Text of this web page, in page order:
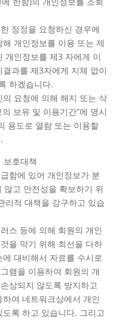
정정을 요청하신 경우에
개인정보를 이용 또는 제
개인정보를 제3 자에게 이
과를 제3자에게 지체 없이
하겠습니다.
요청에 의해 해지 또는 삭
보유 및 이용기간”에 명시
용도로 열람 또는 이용할
보호대책
함에 있어 개인정보가 분
않고 안전성을 확보하기 위
리적 대책을 강구하고 있습
스 등에 의해 회원의 개인
을 막기 위해 최선을 다하
대비해서 자료를 수시로
램을 이용하여 회원의 개
상되지 않도록 방지하고
여 네트워크상에서 개인
록 하고 있습니다. 그리고